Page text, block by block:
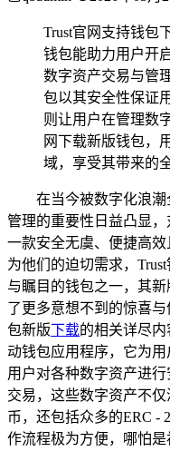
Trust官网支持钱包
钱包能助力用户开
数字资产交易与管
包以其安全性保证
则让用户在管理数
网下载新版钱包，
域，享受其带来的
在当今被数字化浪
管理的重要性日益凸显
一款安全无虞、便捷高
为他们的迫切需求，
与瞩目的钱包之一，其
了更多意想不到的惊喜
包新版下载的相关详尽
动钱包应用程序，它为
用户对各种数字资产进
交易，这些数字资产不
币，还包括众多的ERC -
作流程极为方便，哪怕